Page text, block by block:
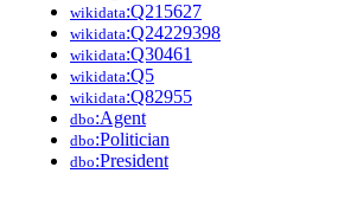
wikidata:Q215627
wikidata:Q24229398
wikidata:Q30461
wikidata:Q5
wikidata:Q82955
dbo:Agent
dbo:Politician
dbo:President